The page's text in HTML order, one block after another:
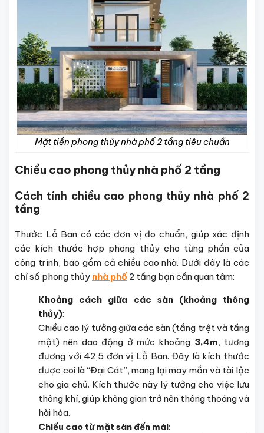
Mặt tiền phong thủy nhà phố 2 tầng tiêu chuẩn
Chiều cao phong thủy nhà phố 2 tầng
Cách tính chiều cao phong thủy nhà phố 2
tầng
Thước Lỗ Ban có các đơn vị đo chuẩn, giúp xác định
các kích thước hợp phong thủy cho từng phần của
công trình, bao gồm cả chiều cao nhà. Dưới đây là các
chỉ số phong thủy nhà phố 2 tầng bạn cần quan tâm:
Khoảng cách giữa các sàn (khoảng thông
thủy):
Chiều cao lý tưởng giữa các sàn (tầng trệt và tầng
một) nên dao động ở mức khoảng 3,4m, tương
đương với 42,5 đơn vị Lỗ Ban. Đây là kích thước
được coi là “Đại Cát”, mang lại may mắn và tài lộc
cho gia chủ. Kích thước này lý tưởng cho việc lưu
thông khí, giúp không gian trở nên thông thoáng và
hài hòa.
Chiều cao từ mặt sàn đến mái: